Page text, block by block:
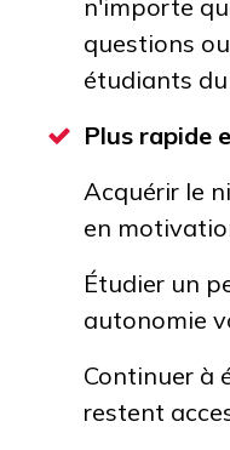
n'importe
questions
étudiants
Plus rapide
Acquérir le
en
Étudier un
autonomie
Continuer à
restent